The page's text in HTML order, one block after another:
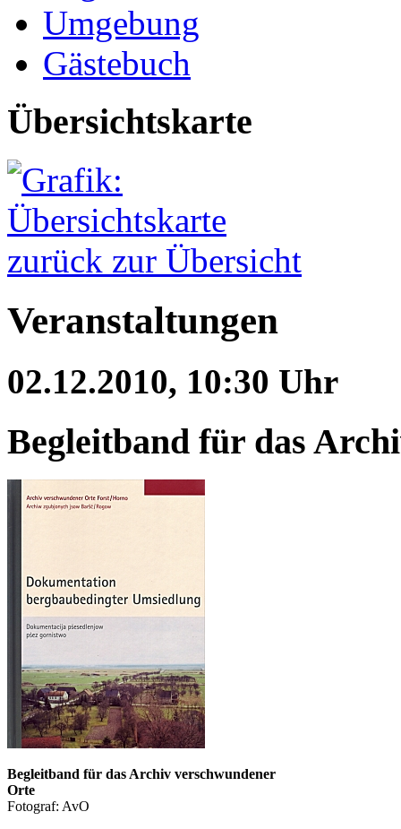
Umgebung
Gästebuch
Übersichtskarte
zurück zur Übersicht
Veranstaltungen
02.12.2010, 10:30 Uhr
Begleitband für das
Begleitband für das Archiv verschwundener
Orte
Fotograf: AvO